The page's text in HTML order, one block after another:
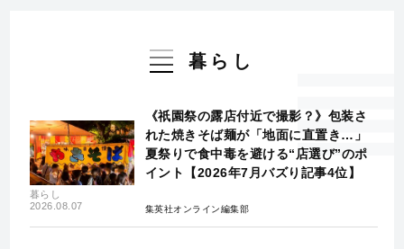
暮らし
暮らし
2026.08.07
《祇園祭の露店付近で撮影？》包装さ
れた焼きそば麺が「地面に直置き…」
夏祭りで食中毒を避ける“店選び”のポ
イント【2026年7月バズり記事4位】
集英社オンライン編集部